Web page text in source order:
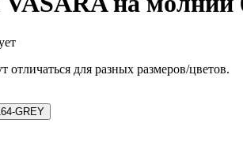
отличаться для разных размеров/цветов.
GREY